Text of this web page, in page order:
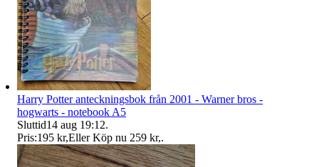
Harry Potter anteckningsbok från 2001 - Warner bros -
hogwarts - notebook A5
Sluttid14 aug 19:12.
Pris:195 kr,Eller Köp nu 259 kr,.